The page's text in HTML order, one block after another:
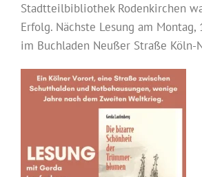
Stadtteilbibliothek Rodenkirchen
Erfolg. Nächste Lesung am
im Buchladen Neußer Straße Köln-